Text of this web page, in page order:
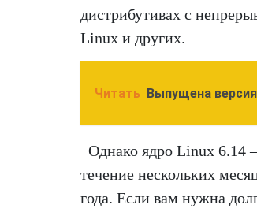
дистрибутивах с
Linux и других.
Читать Выпущена
Однако ядро Linux 6.14
течение нескольких
года. Если вам нужна